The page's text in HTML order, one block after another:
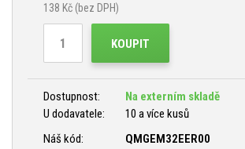
138 Kč (bez DPH)
KOUPIT
Dostupnost:
Na externím skladě
U dodavatele:
10 a více kusů
Náš kód:
QMGEM32EER00